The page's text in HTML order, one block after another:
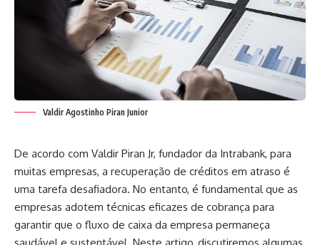
Valdir Agostinho Piran Junior
De acordo com Valdir Piran Jr, fundador da Intrabank, para
muitas empresas, a recuperação de créditos em atraso é
uma tarefa desafiadora. No entanto, é fundamental que as
empresas adotem técnicas eficazes de cobrança para
garantir que o fluxo de caixa da empresa permaneça
saudável e sustentável. Neste artigo, discutiremos algumas